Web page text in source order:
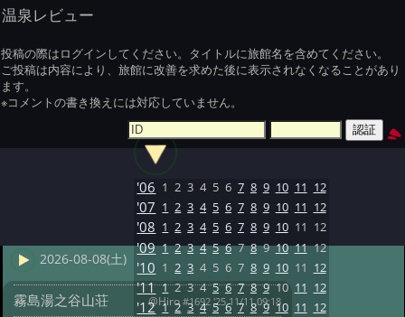
温泉レビュー
投稿の際はログインしてください。タイトルに旅館名を含めてください。
ご投稿は内容により、旅館に改善を求めた後に表示されなくなることがあり
ます。
※コメントの書き換えには対応していません。
2026-08-08(土)
霧島湯之谷山荘 @Hiro#1692 '25 11/11 09:18
'06 1 2 3 4 5 6 7 8 9 10 11 12
'07 1 2 3 4 5 6 7 8 9 10 11 12
'08 1 2 3 4 5 6 7 8 9 10 11 12
'09 1 2 3 4 5 6 7 8 9 10 11 12
'10 1 2 3 4 5 6 7 8 9 10 11 12
'11 1 2 3 4 5 6 7 8 9 10 11 12
'12 1 2 3 4 5 6 7 8 9 10 11 12